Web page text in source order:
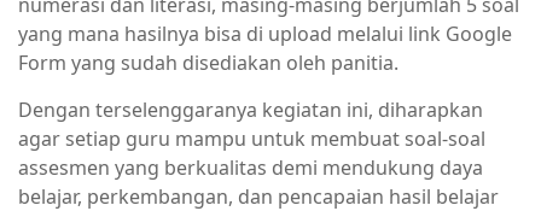
yang mana hasilnya bisa di upload melalui link Google
Form yang sudah disediakan oleh panitia.
Dengan terselenggaranya kegiatan ini, diharapkan
agar setiap guru mampu untuk membuat soal-soal
assesmen yang berkualitas demi mendukung daya
belajar, perkembangan, dan pencapaian hasil belajar